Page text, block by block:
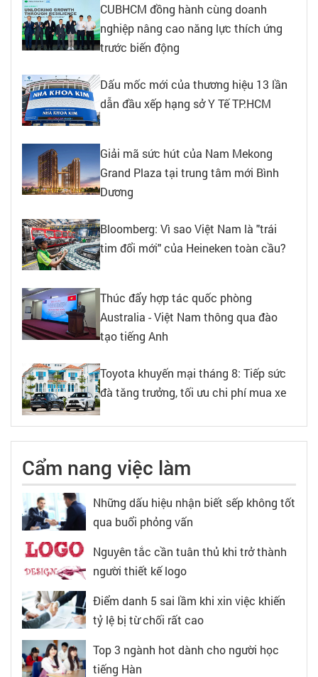
CUBHCM đồng hành cùng doanh
nghiệp nâng cao năng lực thích ứng
trước biến động
Dấu mốc mới của thương hiệu 13 lần
dẫn đầu xếp hạng sở Y Tế TP.HCM
Giải mã sức hút của Nam Mekong
Grand Plaza tại trung tâm mới Bình
Dương
Bloomberg: Vì sao Việt Nam là "trái
tim đổi mới" của Heineken toàn cầu?
Thúc đẩy hợp tác quốc phòng
Australia - Việt Nam thông qua đào
tạo tiếng Anh
Toyota khuyến mại tháng 8: Tiếp sức
đà tăng trưởng, tối ưu chi phí mua xe
Cẩm nang việc làm
Những dấu hiệu nhận biết sếp không tốt
qua buổi phỏng vấn
Nguyên tắc cần tuân thủ khi trở thành
người thiết kế logo
Điểm danh 5 sai lầm khi xin việc khiến
tỷ lệ bị từ chối rất cao
Top 3 ngành hot dành cho người học
tiếng Hàn